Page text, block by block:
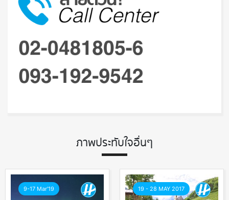
ภาพประทับใจอื่นๆ
9-17 Mar'19 19 - 28 MAY 2017